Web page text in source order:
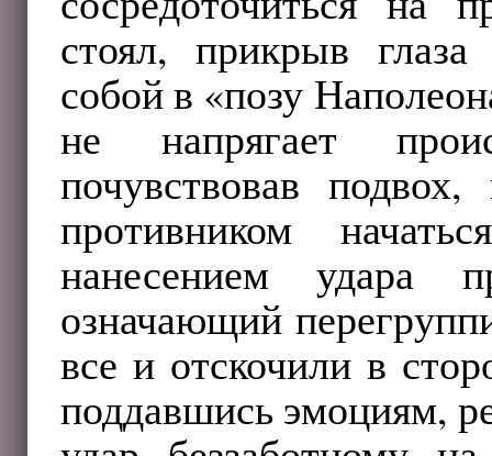
стоял, прикрыв
собой в «позу
не напрягает
почувствовав
противником
нанесением удара
означающий
все и отскочили в
поддавшись эмоциям,